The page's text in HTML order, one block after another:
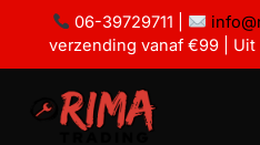
06-39729711 |
verzending vanaf €99 |